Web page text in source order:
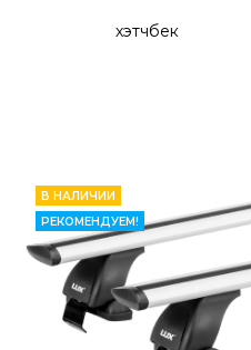
хэтчбек
В НАЛИЧИИ
РЕКОМЕНДУЕМ!